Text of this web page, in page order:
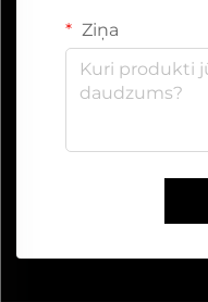
Ziņa